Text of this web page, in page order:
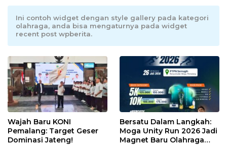
Ini contoh widget dengan style gallery pada kategori
olahraga, anda bisa mengaturnya pada widget
recent post wpberita.
Wajah Baru KONI
Pemalang: Target Geser
Dominasi Jateng!
Bersatu Dalam Langkah:
Moga Unity Run 2026 Jadi
Magnet Baru Olahraga